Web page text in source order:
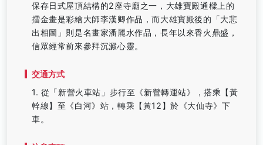
保存日式屋頂結構的2座寺廟之一，大雄寶殿通樑上的
擂金畫是彩繪大師李漢卿作品，而大雄寶殿後的「大悲
出相圖」則是名畫家潘麗水作品，長年以來香火鼎盛，
信眾經常前來參拜沉澱心靈。
交通方式
1. 從「新營火車站」步行至《新營轉運站》，搭乘【黃
幹線】至《白河》站，轉乘【黃12】於《大仙寺》下
車。